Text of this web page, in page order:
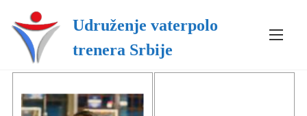
Udruženje vaterpolo
trenera Srbije
Home/ Nikola Milosavljević
Nikola Milosavljević